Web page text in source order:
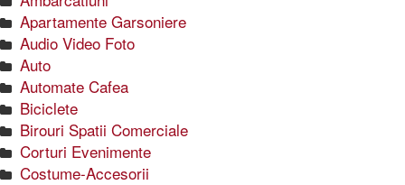
CONTACT
Apartamente Garsoniere
Audio Video Foto
Auto
Automate Cafea
Biciclete
Birouri Spatii Comerciale
Corturi Evenimente
Costume-Accesorii